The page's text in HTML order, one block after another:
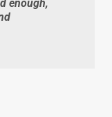
enough,